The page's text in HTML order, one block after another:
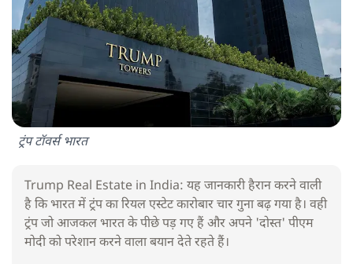
ट्रंप टॉवर्स भारत
Trump Real Estate in India: यह जानकारी हैरान करने वाली
है कि भारत में ट्रंप का रियल एस्टेट कारोबार चार गुना बढ़ गया है। वही
ट्रंप जो आजकल भारत के पीछे पड़ गए हैं और अपने 'दोस्त' पीएम
मोदी को परेशान करने वाला बयान देते रहते हैं।